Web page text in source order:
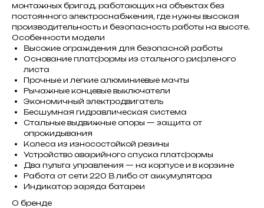
монтажных бригад, работающих на объектах без
постоянного электроснабжения, где нужны высокая
производительность и безопасность работы на высоте.
Особенности модели
Высокие ограждения для безопасной работы
Основание платформы из стального рифленого
листа
Прочные и легкие алюминиевые мачты
Рычажные концевые выключатели
Экономичный электродвигатель
Бесшумная гидравлическая система
Стальные выдвижные опоры — защита от
опрокидывания
Колеса из износостойкой резины
Устройство аварийного спуска платформы
Два пульта управления — на корпусе и в корзине
Работа от сети 220 В либо от аккумулятора
Индикатор заряда батареи
О бренде